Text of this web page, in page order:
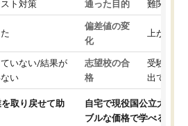
ト対策
いない/結果が
い
取り戻せて助
通った目的 難関私立
偏差値の変
化
上がった
志望校の合
格
受験して
出ていな
自宅で現役国公立大学生
ブルな価格で学べる